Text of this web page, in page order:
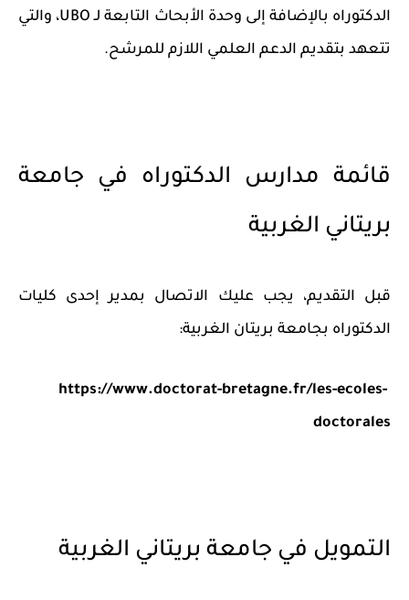
الدكتوراه بالإضافة إلى وحدة الأبحاث التابعة لـ UBO، والتي
تتعهد بتقديم الدعم العلمي اللازم للمرشح.
قائمة مدارس الدكتوراه في جامعة
بريتاني الغربية
قبل التقديم، يجب عليك الاتصال بمدير إحدى كليات
الدكتوراه بجامعة بريتان الغربية:
https://www.doctorat-bretagne.fr/les-ecoles-
doctorales
التمويل في جامعة بريتاني الغربية